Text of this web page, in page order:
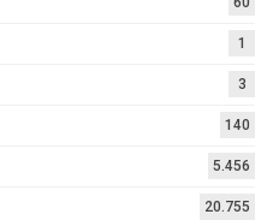
1
3
140
5.456
20.755